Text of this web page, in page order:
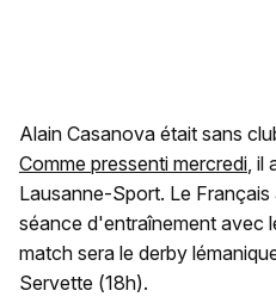
Alain Casanova était sans
Comme pressenti mercredi, il
Lausanne-Sport. Le Français
séance d'entraînement avec
match sera le derby
Servette (18h).